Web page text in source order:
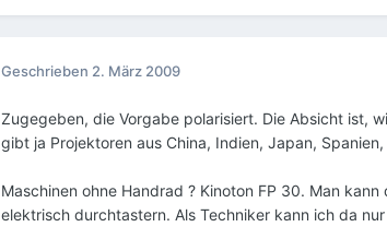
Geschrieben 2. März 2009
Zugegeben, die Vorgabe polarisiert. Die Absicht ist,
gibt ja Projektoren aus China, Indien, Japan,
Maschinen ohne Handrad ? Kinoton FP 30. Man
elektrisch durchtastern. Als Techniker kann ich da